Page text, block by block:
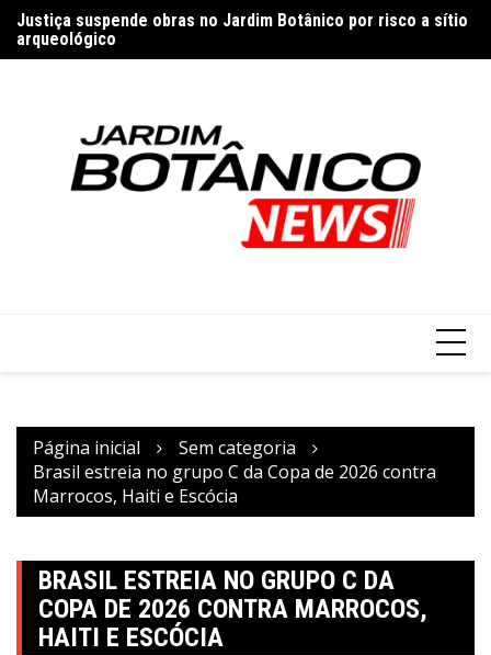
para
o
Justiça suspende obras no Jardim Botânico por risco a sítio
arqueológico
Ouvidoria do TJDFT e Defensoria do DF ampliam diálogo
Página inicial
Sem categoria
Brasil estreia no grupo C da Copa de 2026 contra
Marrocos, Haiti e Escócia
BRASIL ESTREIA NO GRUPO C DA
COPA DE 2026 CONTRA MARROCOS,
HAITI E ESCÓCIA